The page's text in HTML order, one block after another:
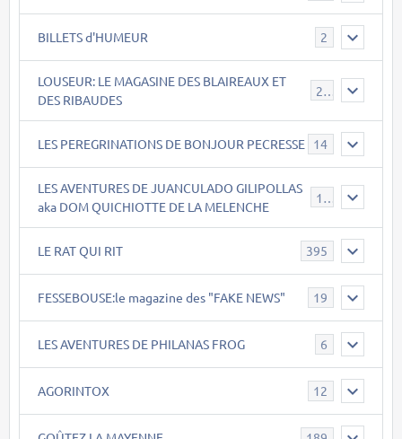
BILLETS d'HUMEUR 2
LOUSEUR: LE MAGASINE DES BLAIREAUX ET
DES RIBAUDES
21
LES PEREGRINATIONS DE BONJOUR PECRESSE 14
LES AVENTURES DE JUANCULADO GILIPOLLAS
aka DOM QUICHIOTTE DE LA MELENCHE
119
LE RAT QUI RIT 395
FESSEBOUSE:le magazine des "FAKE NEWS" 19
LES AVENTURES DE PHILANAS FROG 6
AGORINTOX 12